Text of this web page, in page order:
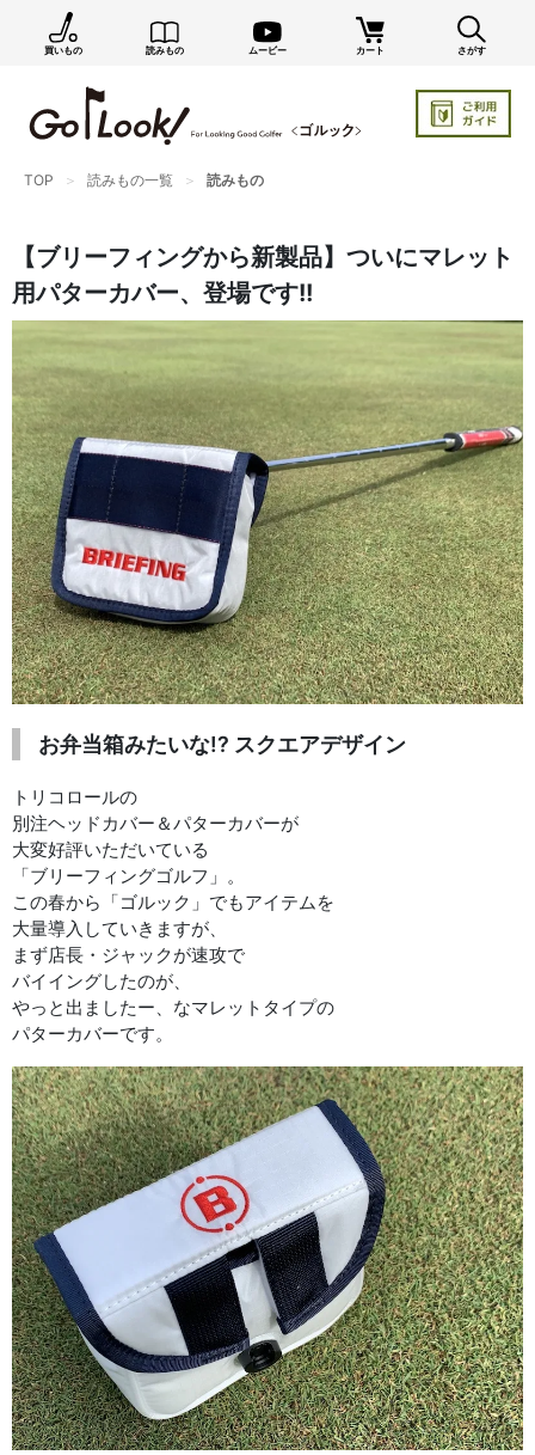
買いもの 読みもの ムービー カート さがす
TOP 読みもの一覧 読みもの
【ブリーフィングから新製品】ついにマレット
用パターカバー、登場です!!
お弁当箱みたいな!? スクエアデザイン
トリコロールの
別注ヘッドカバー＆パターカバーが
大変好評いただいている
「ブリーフィングゴルフ」。
この春から「ゴルック」でもアイテムを
大量導入していきますが、
まず店長・ジャックが速攻で
バイイングしたのが、
やっと出ましたー、なマレットタイプの
パターカバーです。
×
GO/LOOK! からのお知らせ（受信設定）
新商品情報や編集部のオススメ、オトクな情報・買い
まだご登録でない方はぜひ！
編集部セレクトのスタイル提案・お得情報（ダイレクトメール）
カートに残っている商品のお知らせ（買い忘れ通知）
お知らせを受け取る
いつでもメール内のリンクから配信停止できます